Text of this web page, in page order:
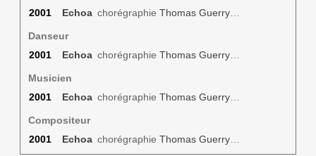
2001
Echoachorégraphie Thomas Guerry…
Danseur
2001
Echoachorégraphie Thomas Guerry…
Musicien
2001
Echoachorégraphie Thomas Guerry…
Compositeur
2001
Echoachorégraphie Thomas Guerry…